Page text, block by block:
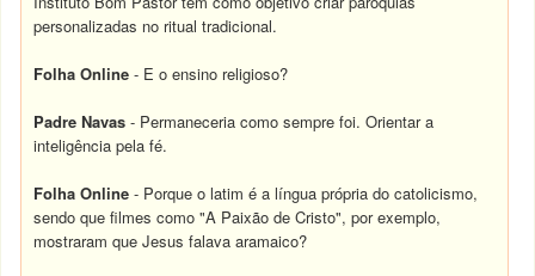
personalizadas no ritual tradicional.
Folha Online - E o ensino religioso?
Padre Navas - Permaneceria como sempre foi. Orientar a
inteligência pela fé.
Folha Online- Porque o latim é a língua própria do catolicismo,
sendo que filmes como "A Paixão de Cristo", por exemplo,
mostraram que Jesus falava aramaico?